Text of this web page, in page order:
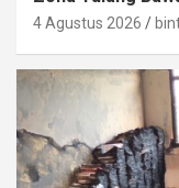
4 Agustus 2026